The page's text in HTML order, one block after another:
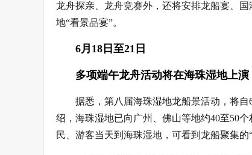
龙舟探亲、龙舟竞赛外，还将安排龙船宴、
地“看景品宴”。
6月18日至21日
多项端午龙舟活动将在海珠湿地上演
据悉，第八届海珠湿地龙船景活动，将
绍，海珠湿地已向广州、佛山等地约40至50
民、游客当天到海珠湿地，可看到龙船聚集的“